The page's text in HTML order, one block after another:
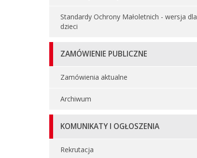
Standardy Ochrony Małoletnich - wersja dla
dzieci
ZAMÓWIENIE PUBLICZNE
Zamówienia aktualne
Archiwum
KOMUNIKATY I OGŁOSZENIA
Rekrutacja